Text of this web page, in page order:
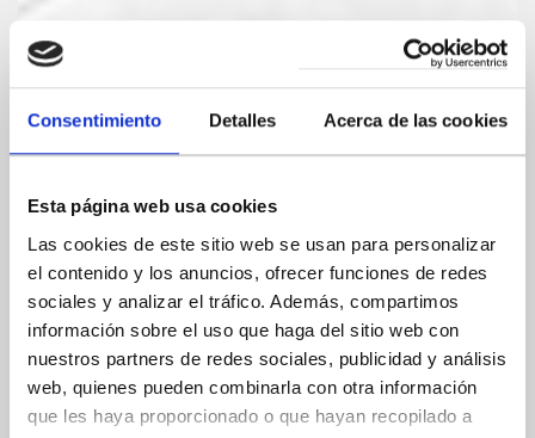
Consentimiento Detalles Acerca de las cookies
Esta página web usa cookies
Las cookies de este sitio web se usan para personalizar
el contenido y los anuncios, ofrecer funciones de redes
sociales y analizar el tráfico. Además, compartimos
información sobre el uso que haga del sitio web con
nuestros partners de redes sociales, publicidad y análisis
web, quienes pueden combinarla con otra información
que les haya proporcionado o que hayan recopilado a